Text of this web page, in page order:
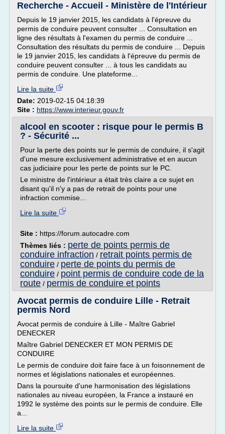
Recherche - Accueil - Ministère de l'Intérieur
Depuis le 19 janvier 2015, les candidats à l'épreuve du
permis de conduire peuvent consulter ... Consultation en
ligne des résultats à l'examen du permis de conduire ...
Consultation des résultats du permis de conduire ... Depuis
le 19 janvier 2015, les candidats à l'épreuve du permis de
conduire peuvent consulter ... à tous les candidats au
permis de conduire. Une plateforme...
Lire la suite
Date: 2019-02-15 04:18:39
Site : https://www.interieur.gouv.fr
alcool en scooter : risque pour le permis B
? - Sécurité ...
Pour la perte des points sur le permis de conduire, il s'agit
d'une mesure exclusivement administrative et en aucun
cas judiciaire pour les perte de points sur le PC.
Le ministre de l'intérieur a était très claire a ce sujet en
disant qu'il n'y a pas de retrait de points pour une
infraction commise...
Lire la suite
Site : https://forum.autocadre.com
Thèmes liés : perte de points permis de
conduire infraction / retrait points permis de
conduire / perte de points du permis de
conduire / point permis de conduire code de la
route / permis de conduire et points
Avocat permis de conduire Lille - Retrait
permis Nord
Avocat permis de conduire à Lille - Maître Gabriel
DENECKER
Maître Gabriel DENECKER ET MON PERMIS DE
CONDUIRE
Le permis de conduire doit faire face à un foisonnement de
normes et législations nationales et européennes.
Dans la poursuite d'une harmonisation des législations
nationales au niveau européen, la France a instauré en
1992 le système des points sur le permis de conduire. Elle
a...
Lire la suite